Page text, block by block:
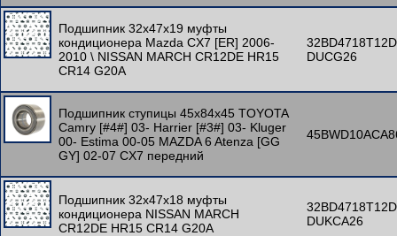
Подшипник 32x47x19 муфты
кондиционера Mazda CX7 [ER] 2006-
2010 \ NISSAN MARCH CR12DE HR15
CR14 G20A
32BD4718T12D
DUCG26
Подшипник ступицы 45x84x45 TOYOTA
Camry [#4#] 03- Harrier [#3#] 03- Kluger
00- Estima 00-05 MAZDA 6 Atenza [GG
GY] 02-07 CX7 передний
Подшипник 32x47x18 муфты
кондиционера NISSAN MARCH
CR12DE HR15 CR14 G20A
32BD4718T12D
DUKCA26